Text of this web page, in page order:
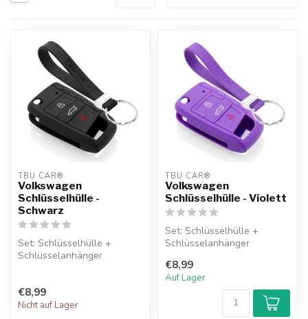
TBU CAR®
Volkswagen
Schlüsselhülle -
Schwarz
Set: Schlüsselhülle +
Schlüsselanhänger
€8,99
Nicht auf Lager
TBU CAR®
Volkswagen
Schlüsselhülle - Violett
Set: Schlüsselhülle +
Schlüsselanhänger
€8,99
Auf Lager